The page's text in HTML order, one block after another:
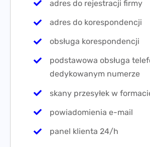
adres do rejestracji firmy
adres do korespondencji
obsługa korespondencji
podstawowa obsługa
dedykowanym numerze
skany przesyłek w
powiadomienia e-mail
panel klienta 24/h